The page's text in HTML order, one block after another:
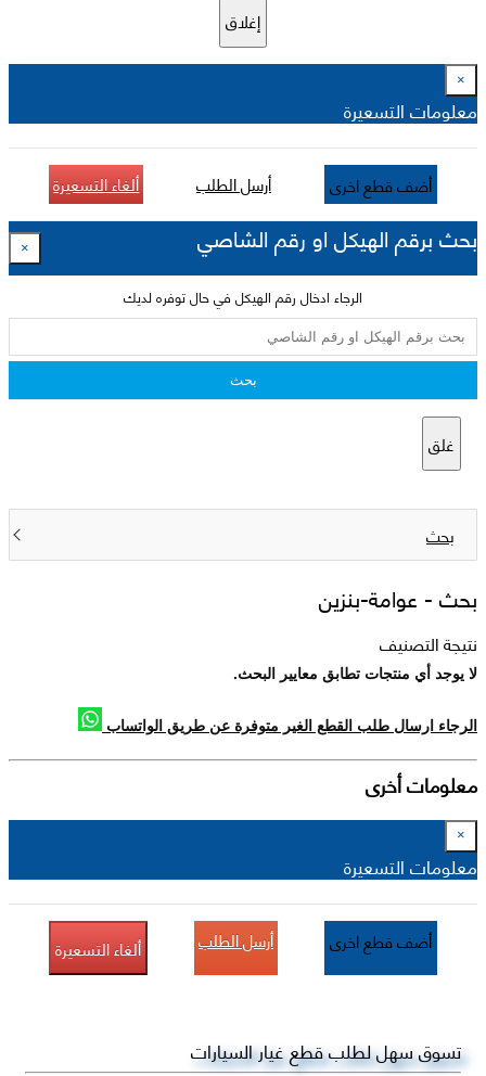
إغلاق
×
معلومات التسعيرة
أضف قطع اخرى أرسل الطلب ألغاء التسعيرة
بحث برقم الهيكل او رقم الشاصي ×
الرجاء ادخال رقم الهيكل في حال توفره لديك
بحث
غلق
بحث
بحث - عوامة-بنزين
نتيجة التصنيف
لا يوجد أي منتجات تطابق معايير البحث.
الرجاء ارسال طلب القطع الغير متوفرة عن طريق الواتساب
معلومات أخرى
×
معلومات التسعيرة
أضف قطع اخرى أرسل الطلب ألغاء التسعيرة
تسوق سهل لطلب قطع غيار السيارات